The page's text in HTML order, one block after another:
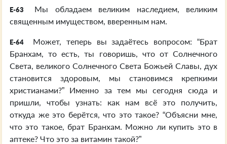
E-63
Мы обладаем великим наследием, великим
священным имуществом, вверенным нам.
E-64
Может, теперь вы задаётесь вопросом: “Брат
Бранхам, то есть, ты говоришь, что от Солнечного
Света, великого Солнечного Света Божьей Славы, дух
становится здоровым, мы становимся крепкими
христианами?” Именно за тем мы сегодня сюда и
пришли, чтобы узнать: как нам всё это получить,
откуда же это берётся, что это такое? “Объясни мне,
что это такое, брат Бранхам. Можно ли купить это в
аптеке? Что это за витамин такой?”